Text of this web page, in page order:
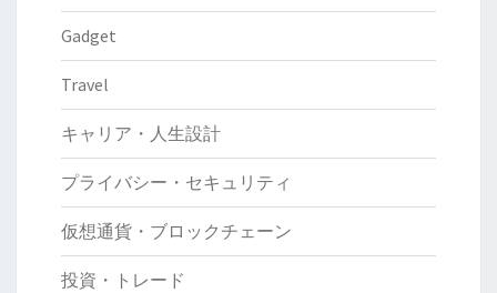
Gadget
Travel
キャリア・人生設計
プライバシー・セキュリティ
仮想通貨・ブロックチェーン
投資・トレード